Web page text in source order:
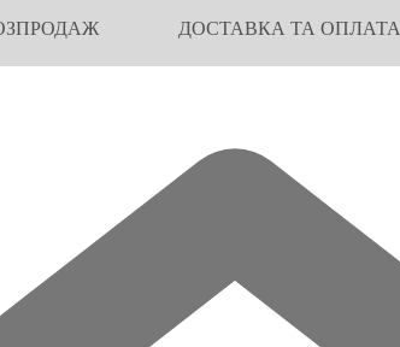
ДОСТАВКА ТА ОПЛАТА